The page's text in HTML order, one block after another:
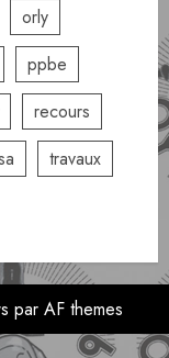
orly
ppbe
recours
travaux
par AF themes